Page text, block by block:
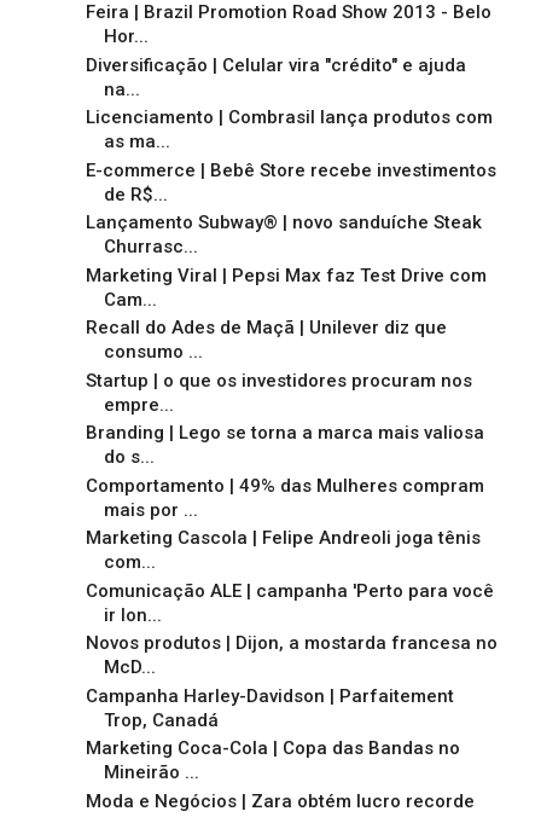
Feira | Brazil Promotion Road Show 2013 - Belo
Hor...
Diversificação | Celular vira "crédito" e ajuda
na...
Licenciamento | Combrasil lança produtos com
as ma...
E-commerce | Bebê Store recebe investimentos
de R$...
Lançamento Subway® | novo sanduíche Steak
Churrasc...
Marketing Viral | Pepsi Max faz Test Drive com
Cam...
Recall do Ades de Maçã | Unilever diz que
consumo ...
Startup | o que os investidores procuram nos
empre...
Branding | Lego se torna a marca mais valiosa
do s...
Comportamento | 49% das Mulheres compram
mais por ...
Marketing Cascola | Felipe Andreoli joga tênis
com...
Comunicação ALE | campanha 'Perto para você
ir lon...
Novos produtos | Dijon, a mostarda francesa no
McD...
Campanha Harley-Davidson | Parfaitement
Trop, Canadá
Marketing Coca-Cola | Copa das Bandas no
Mineirão ...
Moda e Negócios | Zara obtém lucro recorde